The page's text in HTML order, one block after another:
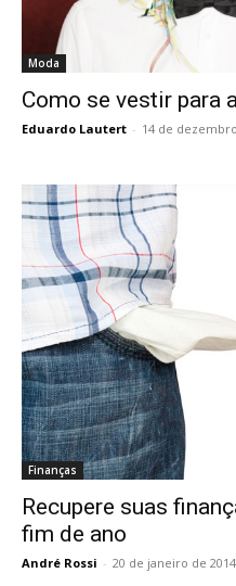
Moda
Como se vestir para
Eduardo Lautert - 14 de
Finanças
Recupere suas
fim de ano
André Rossi - 20 de janeiro de 2014